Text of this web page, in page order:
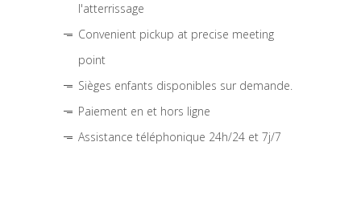
l'atterrissage
Convenient pickup at precise meeting
point
Sièges enfants disponibles sur demande.
Paiement en et hors ligne
Assistance téléphonique 24h/24 et 7j/7